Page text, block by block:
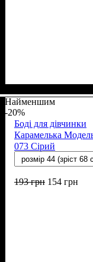
б)
Найменшим
-20%
Боді для дівчинки
Карамелька
073 Сірий
193грн 154 грн